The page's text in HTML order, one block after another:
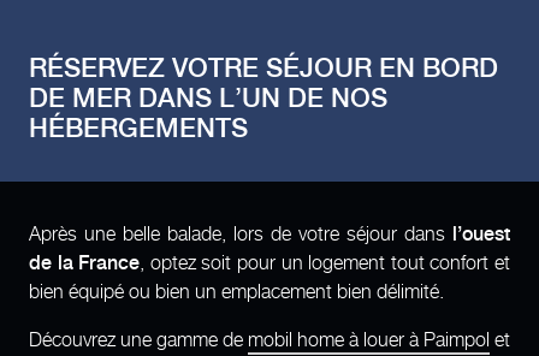
RÉSERVEZ VOTRE SÉJOUR EN BORD
DE MER DANS L’UN DE NOS
HÉBERGEMENTS
Après une belle balade, lors de votre séjour dans l’ouest
de la France, optez soit pour un logement tout confort et
bien équipé ou bien un emplacement bien délimité.
Découvrez une gamme de mobil home à louer à Paimpol et